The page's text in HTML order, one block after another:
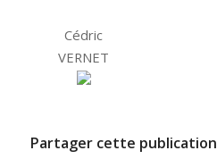
Cédric
VERNET
Partager cette publication